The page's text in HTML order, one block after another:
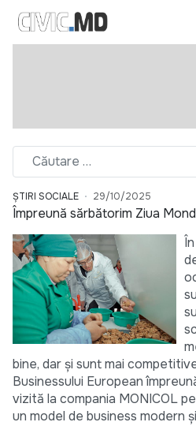
ȘTIRI SOCIALE 29/10/2025
Împreună sărbătorim Ziua
bine, dar și sunt mai
Businessului European
vizită la compania MONICOL
un model de business modern